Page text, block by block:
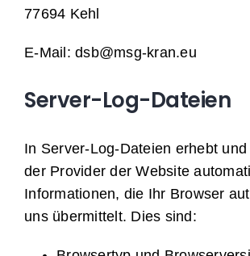
77694 Kehl
E-Mail: dsb@msg-kran.eu
Server-Log-Dateien
In Server-Log-Dateien erhebt
der Provider der Website
Informationen, die Ihr Browser
uns übermittelt. Dies sind: